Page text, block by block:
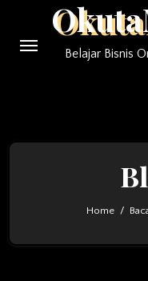
content
Belajar Bisnis
Home